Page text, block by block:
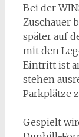
Bei der
Zuschauer
später auf
mit den
Eintritt ist
stehen
Parkplätze
Gespielt